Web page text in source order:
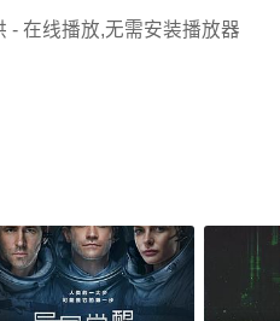
Woodley 饰）出生于无私
她是一个极为少见的分歧
，毅然选择了无畏派。在这
合喜欢科幻类电影的观众观
- 在线播放,无需安装播放器